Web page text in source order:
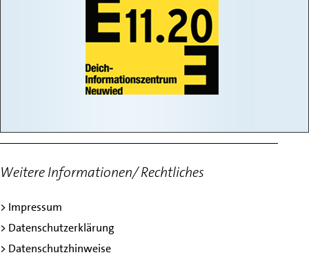
Weitere Informationen/ Rechtliches
> Impressum
> Datenschutzerklärung
> Datenschutzhinweise